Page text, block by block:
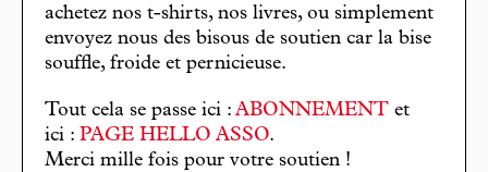
achetez nos t-shirts, nos livres, ou simplement
envoyez nous des bisous de soutien car la bise
souffle, froide et pernicieuse.
Tout cela se passe ici : ABONNEMENT et
ici : PAGE HELLO ASSO.
Merci mille fois pour votre soutien !